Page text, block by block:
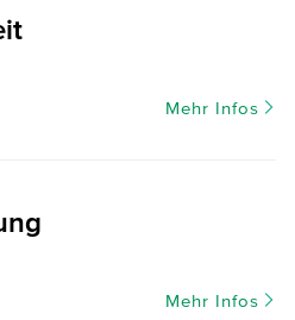
Mehr Infos
Mehr Infos